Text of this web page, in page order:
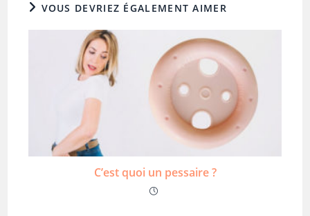
VOUS DEVRIEZ ÉGALEMENT AIMER
C’est quoi un pessaire ?